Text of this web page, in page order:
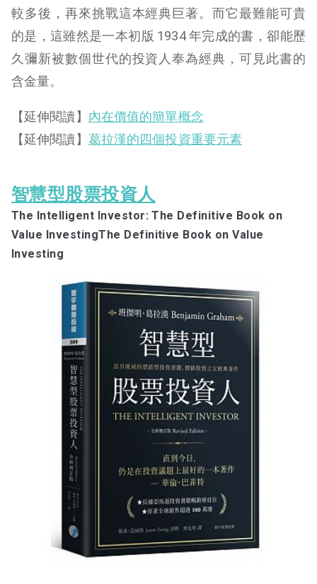
較多後，再來挑戰這本經典巨著。而它最難能可貴
的是，這雖然是一本初版 1934 年完成的書，卻能歷
久彌新被數個世代的投資人奉為經典，可見此書的
含金量。
【延伸閱讀】 內在價值的簡單概念
【延伸閱讀】 葛拉漢的四個投資重要元素
智慧型股票投資人
The Intelligent Investor: The Definitive Book on
Value InvestingThe Definitive Book on Value
Investing